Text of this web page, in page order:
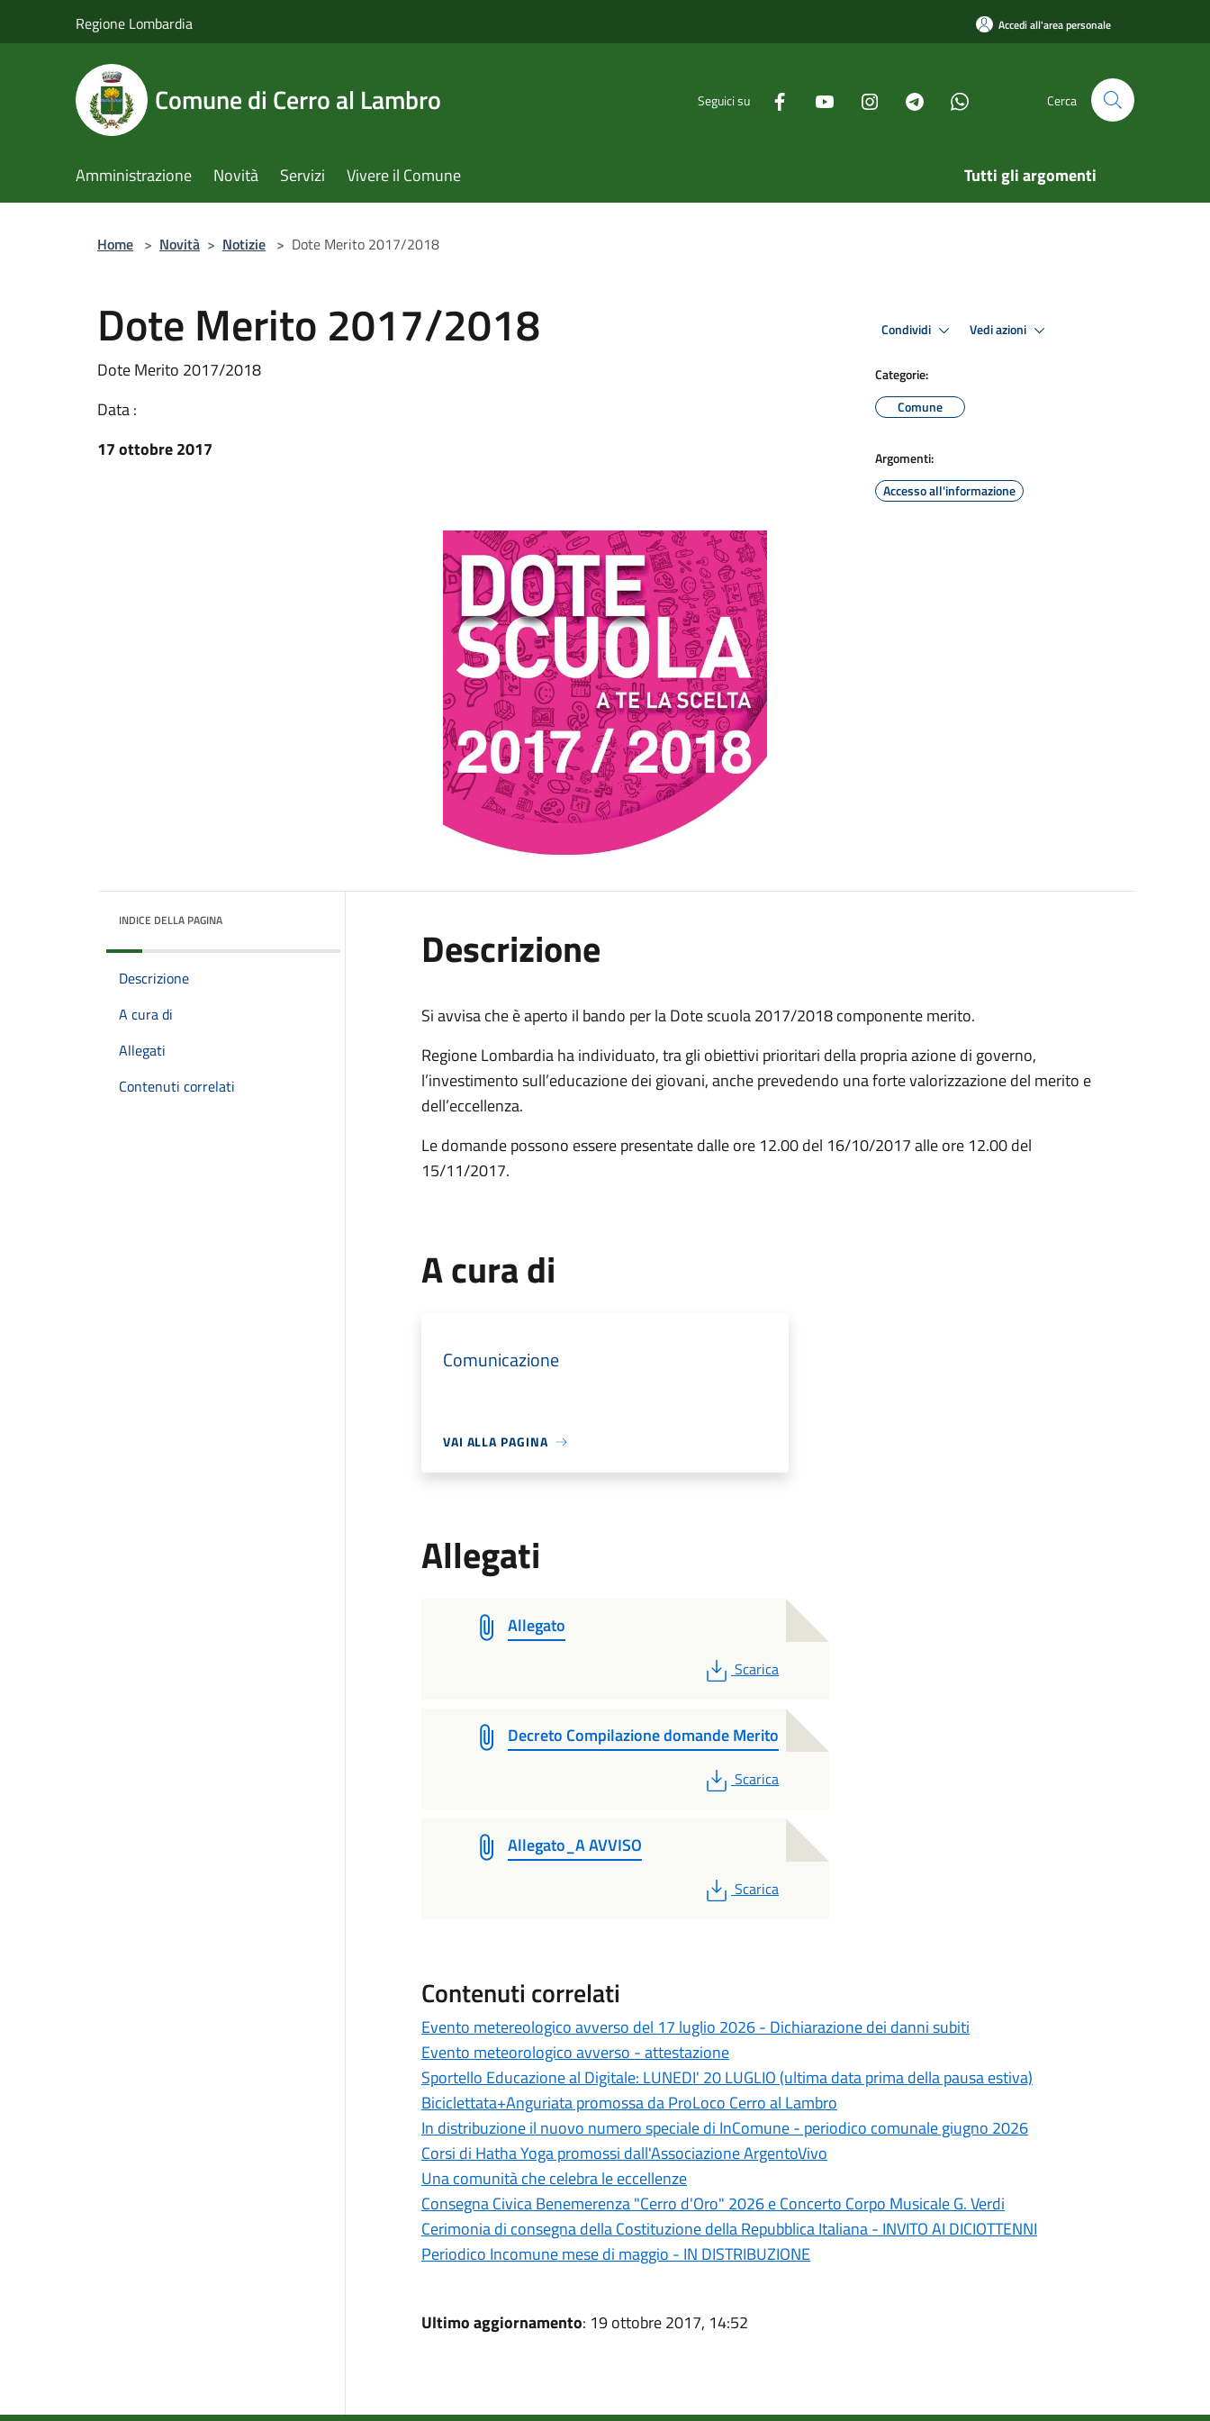
Regione Lombardia Accedi all'area personale
Comune di Cerro al Lambro Seguici su Cerca
Amministrazione Novità Servizi Vivere il Comune Tutti gli argomenti
Home > Novità > Notizie > Dote Merito 2017/2018
Dote Merito 2017/2018
Dote Merito 2017/2018
Data :
17 ottobre 2017
Condividi Vedi azioni
Categorie:
Comune
Argomenti:
Accesso all'informazione
INDICE DELLA PAGINA
Descrizione
A cura di
Allegati
Contenuti correlati
Descrizione
Si avvisa che è aperto il bando per la Dote scuola 2017/2018 componente merito.
Regione Lombardia ha individuato, tra gli obiettivi prioritari della propria azione di governo,
l’investimento sull’educazione dei giovani, anche prevedendo una forte valorizzazione del merito e
dell’eccellenza.
Le domande possono essere presentate dalle ore 12.00 del 16/10/2017 alle ore 12.00 del
15/11/2017.
A cura di
Comunicazione
VAI ALLA PAGINA
Allegati
Allegato
PDF
Scarica
Decreto Compilazione domande Merito
PDF
Scarica
Allegato_A AVVISO
PDF
Scarica
Contenuti correlati
Evento metereologico avverso del 17 luglio 2026 - Dichiarazione dei danni subiti
Evento meteorologico avverso - attestazione
Sportello Educazione al Digitale: LUNEDI' 20 LUGLIO (ultima data prima della pausa estiva)
Biciclettata+Anguriata promossa da ProLoco Cerro al Lambro
In distribuzione il nuovo numero speciale di InComune - periodico comunale giugno 2026
Corsi di Hatha Yoga promossi dall'Associazione ArgentoVivo
Una comunità che celebra le eccellenze
Consegna Civica Benemerenza "Cerro d'Oro" 2026 e Concerto Corpo Musicale G. Verdi
Cerimonia di consegna della Costituzione della Repubblica Italiana - INVITO AI DICIOTTENNI
Periodico Incomune mese di maggio - IN DISTRIBUZIONE
Ultimo aggiornamento: 19 ottobre 2017, 14:52